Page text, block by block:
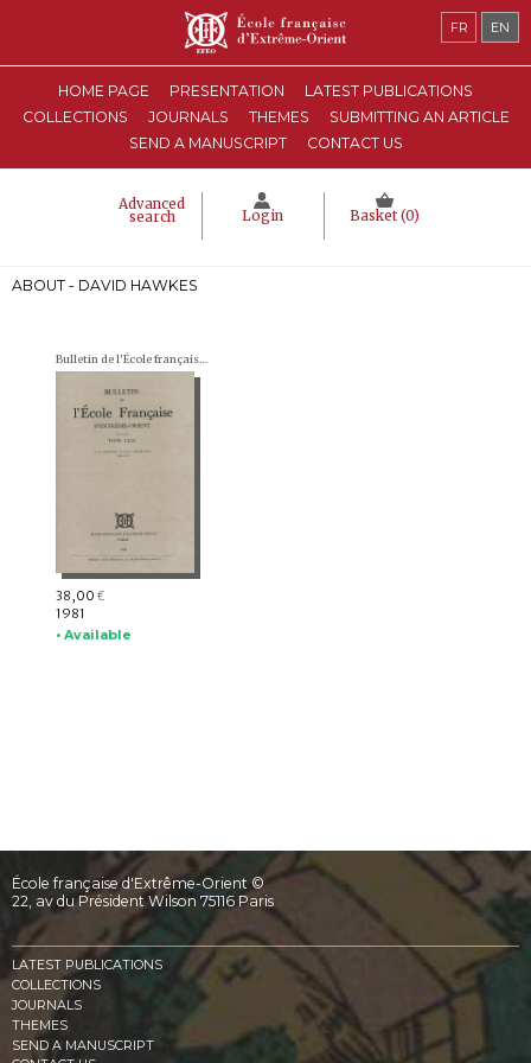
HOME PAGE PRESENTATION
LATEST PUBLICATIONS
COLLECTIONS
JOURNALS THEMES
SUBMITTING AN ARTICLE
SEND A MANUSCRIPT
CONTACT US
Advanced
search Login Basket (0)
FR EN
ABOUT - DAVID HAWKES
Bulletin de l'École française d'Extrême-Orient (BEFEO)
38,00 €
1981
• Available
École française d'Extrême-Orient ©
22, av du Président Wilson 75116 Paris
LATEST PUBLICATIONS
COLLECTIONS
JOURNALS
THEMES
SEND A MANUSCRIPT